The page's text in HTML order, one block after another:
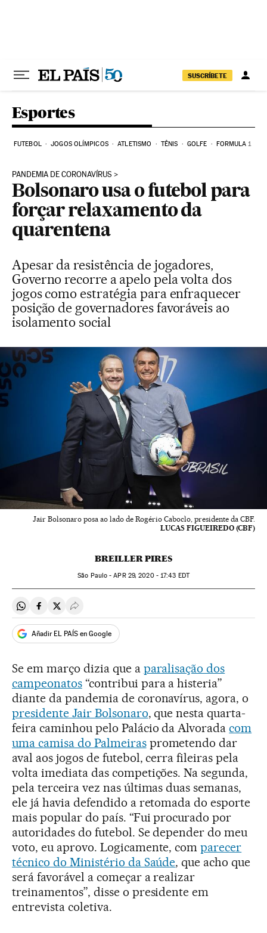
SUSCRÍBETE
Esportes
FUTEBOL JOGOS OLÍMPICOS ATLETISMO TÊNIS GOLFE FORMULA 1
PANDEMIA DE CORONAVÍRUS
Bolsonaro usa o futebol para
forçar relaxamento da
quarentena
Apesar da resistência de jogadores,
Governo recorre a apelo pela volta dos
jogos como estratégia para enfraquecer
posição de governadores favoráveis ao
isolamento social
Jair Bolsonaro posa ao lado de Rogério Caboclo, presidente da CBF.
LUCAS FIGUEIREDO (CBF)
BREILLER PIRES
São Paulo -APR29, 2020 - 17:43 EDT
Compartir en Whatsapp
Compartir en Facebook
Compartir en Twitter
Desplegar Redes Sociales
Añadir EL PAÍS en Google
Se em março dizia que a paralisação dos
campeonatos“contribui para a histeria”
diante da pandemia de coronavírus, agora, o
presidente Jair Bolsonaro, que nesta quarta-
feira caminhou pelo Palácio da Alvoradacom
uma camisa do Palmeirasprometendo dar
aval aos jogos de futebol, cerra fileiras pela
volta imediata das competições. Na segunda,
pela terceira vez nas últimas duas semanas,
ele já havia defendido a retomada do esporte
mais popular do país. “Fui procurado por
autoridades do futebol. Se depender do meu
voto, eu aprovo. Logicamente, comparecer
técnico do Ministério da Saúde, que acho que
será favorável a começar a realizar
treinamentos”, disse o presidente em
entrevista coletiva.